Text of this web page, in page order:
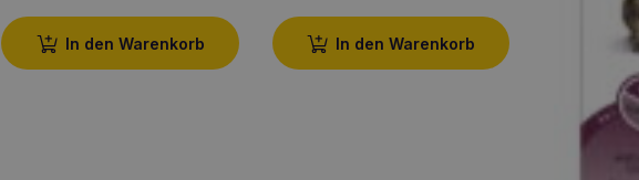
In den Warenkorb In den Warenkorb